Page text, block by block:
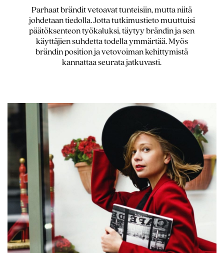
Parhaat brändit vetoavat tunteisiin, mutta niitä
johdetaan tiedolla. Jotta tutkimustieto muuttuisi
päätöksenteon työkaluksi, täytyy brändin ja sen
käyttäjien suhdetta todella ymmärtää. Myös
brändin position ja vetovoiman kehittymistä
kannattaa seurata jatkuvasti.